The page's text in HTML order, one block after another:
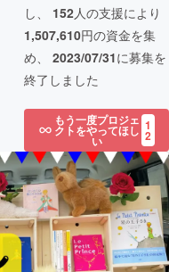
し、 152人の支援により
1,507,610円の資金を集
め、 2023/07/31に募集を
終了しました
もう一度プロジェ
クトをやってほし
い
1
2